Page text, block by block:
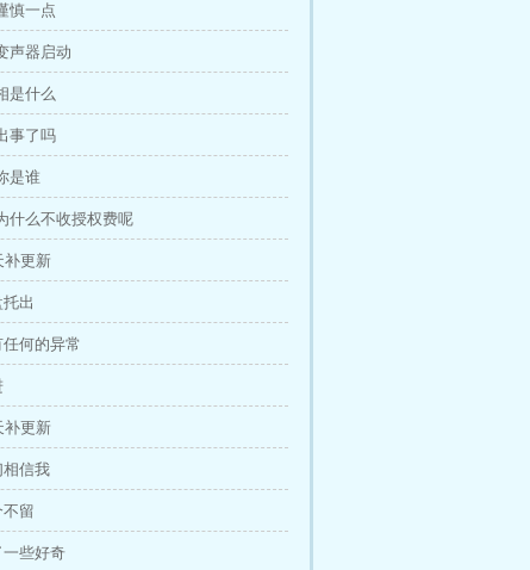
慎一点
声器启动
是什么
事了吗
是谁
什么不收授权费呢
补更新
出
何的异常
补更新
相信我
留
些好奇